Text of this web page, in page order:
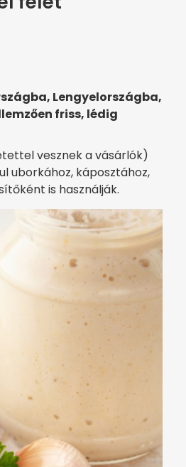
Lengyelországba,
friss, lédig
vesznek a vásárlók)
uborkához, káposztához,
is használják.